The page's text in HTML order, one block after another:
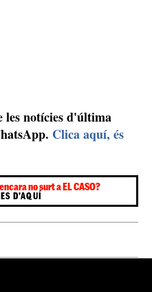
les notícies d'última
Clica aquí, és
no surt a EL CASO?
D'AQUÍ